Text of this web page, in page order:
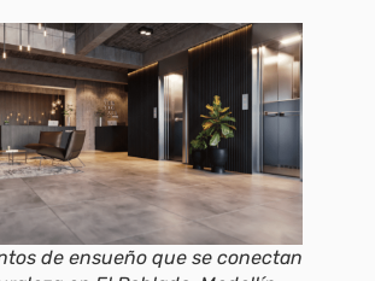
de ensueño que se conectan